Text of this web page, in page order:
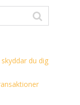
du dig